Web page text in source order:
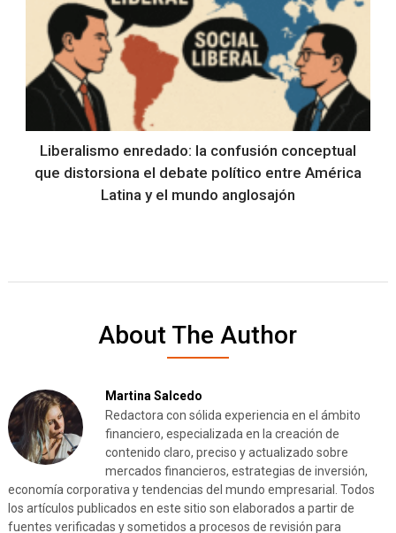
Liberalismo enredado: la confusión conceptual
que distorsiona el debate político entre América
Latina y el mundo anglosajón
About The Author
Martina Salcedo
Redactora con sólida experiencia en el ámbito
financiero, especializada en la creación de
contenido claro, preciso y actualizado sobre
mercados financieros, estrategias de inversión,
economía corporativa y tendencias del mundo empresarial. Todos
los artículos publicados en este sitio son elaborados a partir de
fuentes verificadas y sometidos a procesos de revisión para